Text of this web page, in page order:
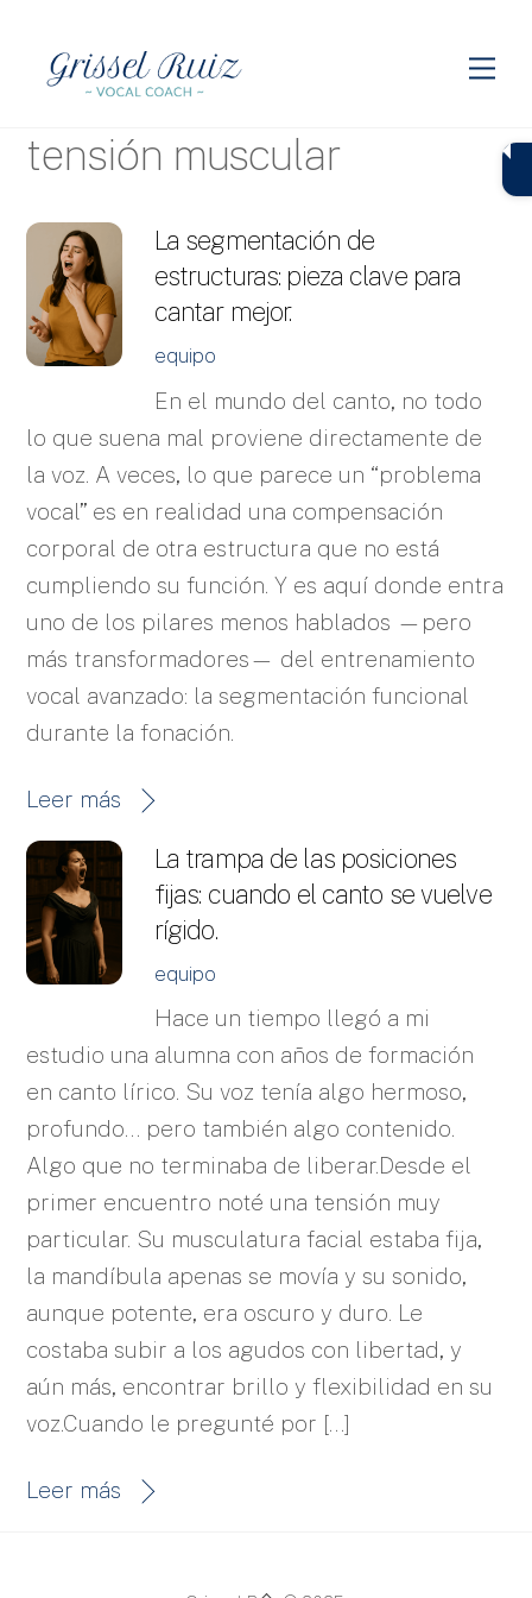
content
tensión muscular
La segmentación de
estructuras: pieza clave para
cantar mejor.
equipo
En el mundo del canto, no todo
lo que suena mal proviene directamente de
la voz. A veces, lo que parece un “problema
vocal” es en realidad una compensación
corporal de otra estructura que no está
cumpliendo su función. Y es aquí donde entra
uno de los pilares menos hablados —pero
más transformadores— del entrenamiento
vocal avanzado: la segmentación funcional
durante la fonación.
Leer más
La trampa de las posiciones
fijas: cuando el canto se vuelve
rígido.
equipo
Hace un tiempo llegó a mi
estudio una alumna con años de formación
en canto lírico. Su voz tenía algo hermoso,
profundo… pero también algo contenido.
Algo que no terminaba de liberar.Desde el
primer encuentro noté una tensión muy
particular. Su musculatura facial estaba fija,
la mandíbula apenas se movía y su sonido,
aunque potente, era oscuro y duro. Le
costaba subir a los agudos con libertad, y
aún más, encontrar brillo y flexibilidad en su
voz.Cuando le pregunté por […]
Leer más